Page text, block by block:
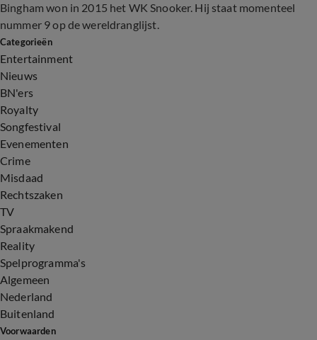
Bingham won in 2015 het WK Snooker. Hij staat momenteel
nummer 9 op de wereldranglijst.
Categorieën
Entertainment
Nieuws
BN'ers
Royalty
Songfestival
Evenementen
Crime
Misdaad
Rechtszaken
TV
Spraakmakend
Reality
Spelprogramma's
Algemeen
Nederland
Buitenland
Voorwaarden